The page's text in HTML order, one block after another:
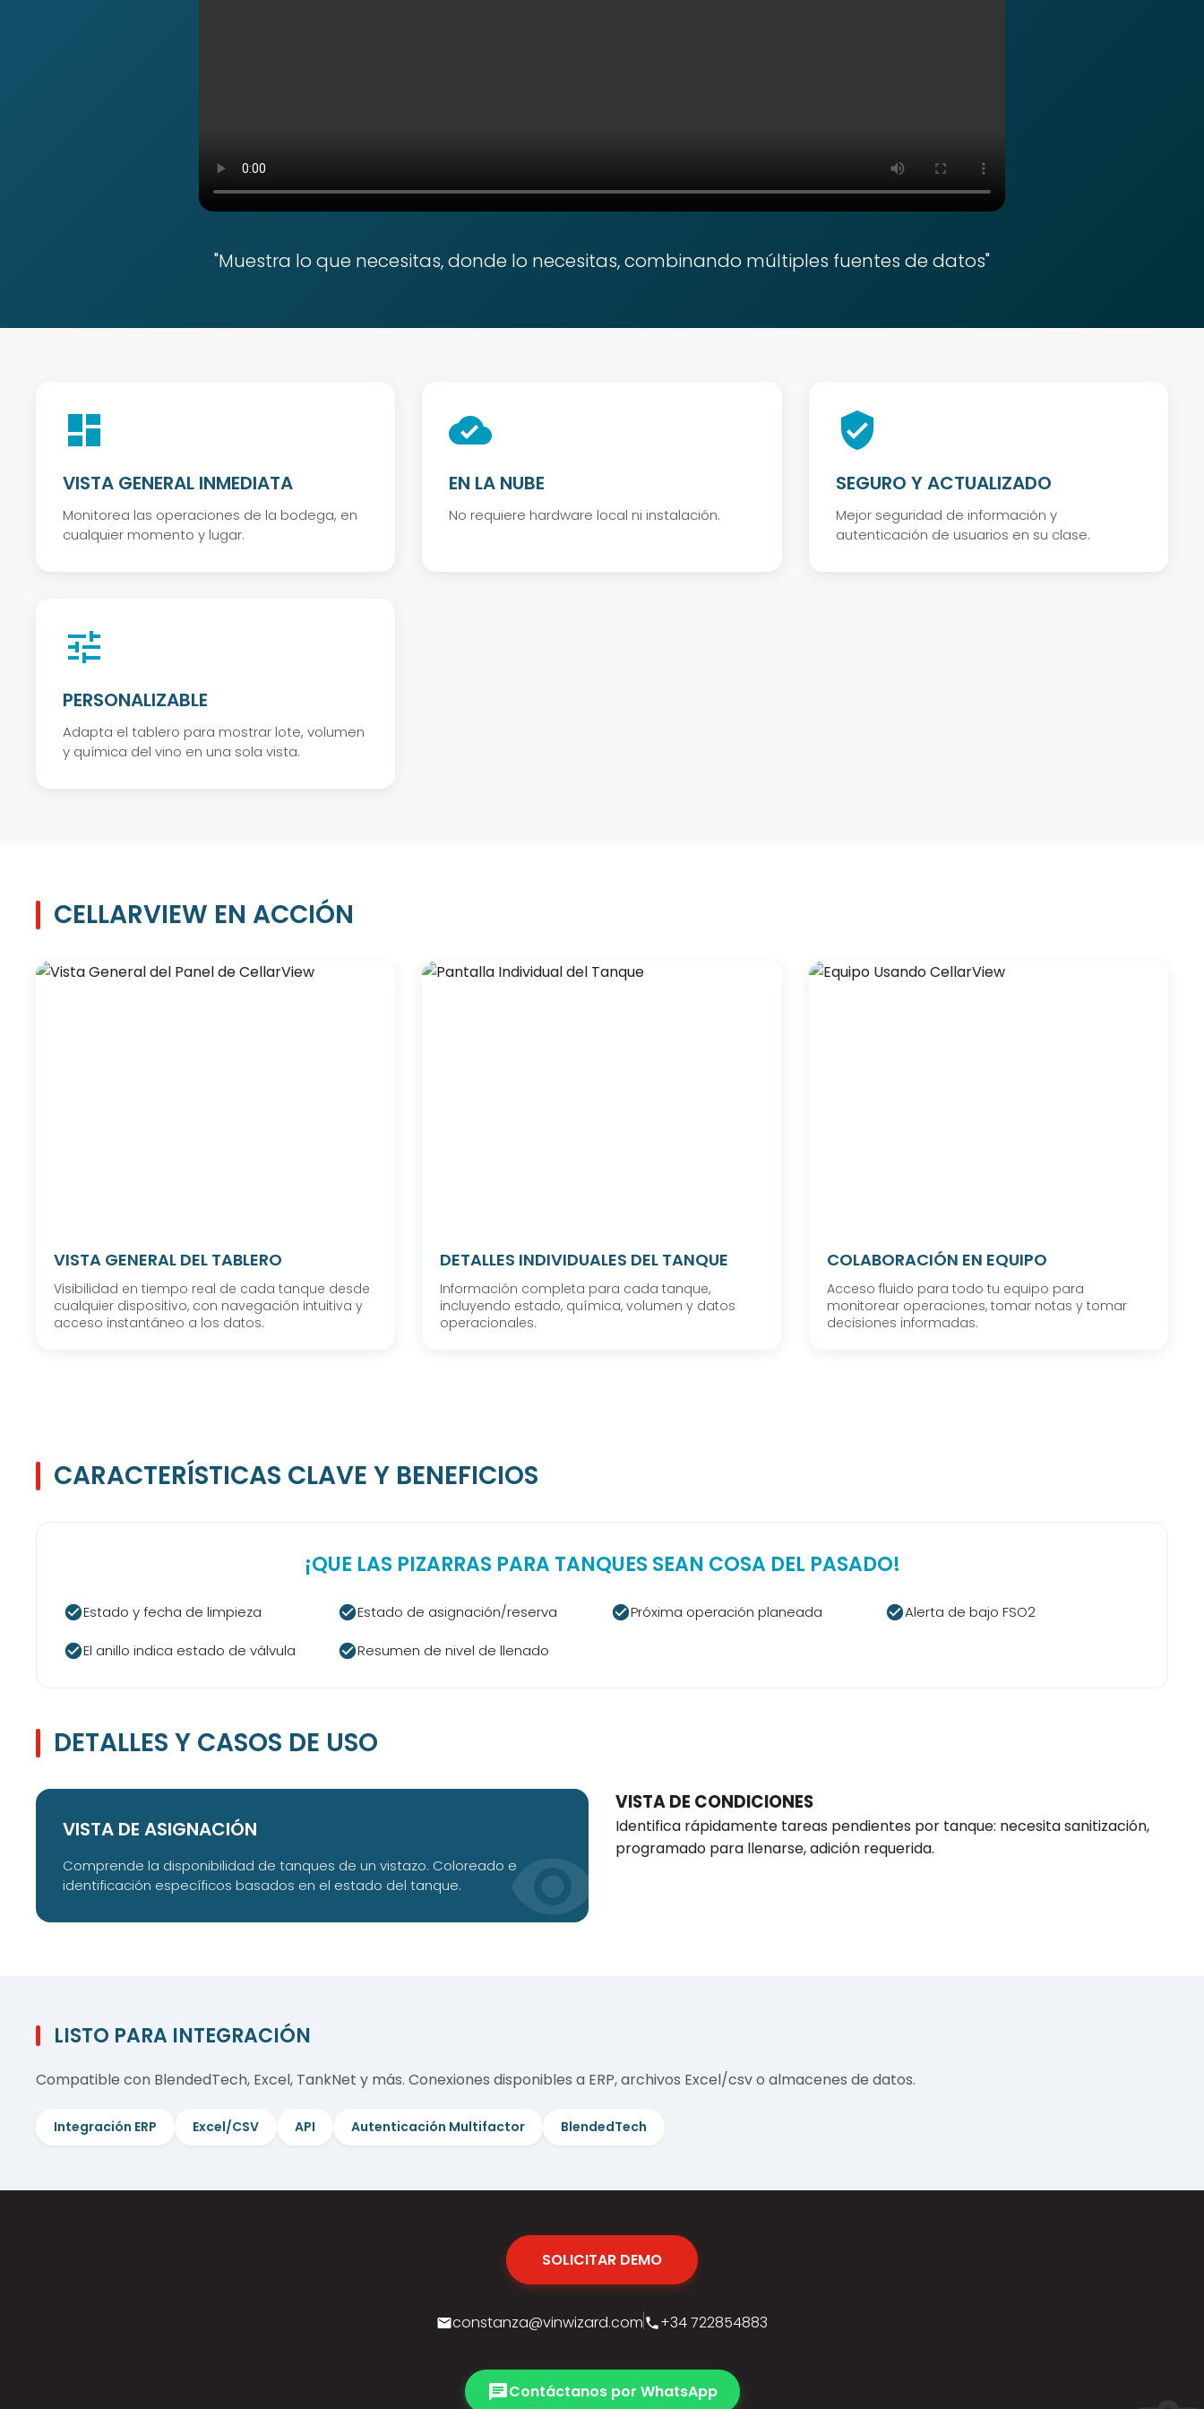
"Muestra lo que necesitas, donde lo necesitas, combinando múltiples fuentes de datos"
dashboard
VISTA GENERAL INMEDIATA
Monitorea las operaciones de la bodega, en
cualquier momento y lugar.
cloud_done
EN LA NUBE
No requiere hardware local ni instalación.
verified_user
SEGURO Y ACTUALIZADO
Mejor seguridad de información y
autenticación de usuarios en su clase.
tune
PERSONALIZABLE
Adapta el tablero para mostrar lote, volumen
y química del vino en una sola vista.
CELLARVIEW EN ACCIÓN
VISTA GENERAL DEL TABLERO
Visibilidad en tiempo real de cada tanque desde
cualquier dispositivo, con navegación intuitiva y
acceso instantáneo a los datos.
DETALLES INDIVIDUALES DEL TANQUE
Información completa para cada tanque,
incluyendo estado, química, volumen y datos
operacionales.
COLABORACIÓN EN EQUIPO
Acceso fluido para todo tu equipo para
monitorear operaciones, tomar notas y tomar
decisiones informadas.
CARACTERÍSTICAS CLAVE Y BENEFICIOS
¡QUE LAS PIZARRAS PARA TANQUES SEAN COSA DEL PASADO!
check_circleEstado y fecha de limpieza check_circleEstado de asignación/reserva check_circlePróxima operación planeada check_circleAlerta de bajo FSO2
check_circleEl anillo indica estado de válvula check_circleResumen de nivel de llenado
DETALLES Y CASOS DE USO
visibility
VISTA DE ASIGNACIÓN
Comprende la disponibilidad de tanques de un vistazo. Coloreado e
identificación específicos basados en el estado del tanque.
VISTA DE CONDICIONES
Identifica rápidamente tareas pendientes por tanque: necesita sanitización,
programado para llenarse, adición requerida.
LISTO PARA INTEGRACIÓN
Compatible con BlendedTech, Excel, TankNet y más. Conexiones disponibles a ERP, archivos Excel/csv o almacenes de datos.
Integración ERP Excel/CSV API Autenticación Multifactor BlendedTech
SOLICITAR DEMO
emailconstanza@vinwizard.com phone+34 722854883
chatContáctanos por WhatsApp